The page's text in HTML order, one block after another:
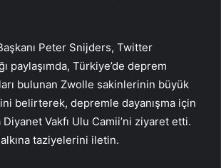
Peter Snijders, Twitter
paylaşımda, Türkiye’de deprem
bulunan Zwolle sakinlerinin büyük
belirterek, depremle dayanışma için
Vakfı Ulu Camii’ni ziyaret etti.
taziyelerini iletin.